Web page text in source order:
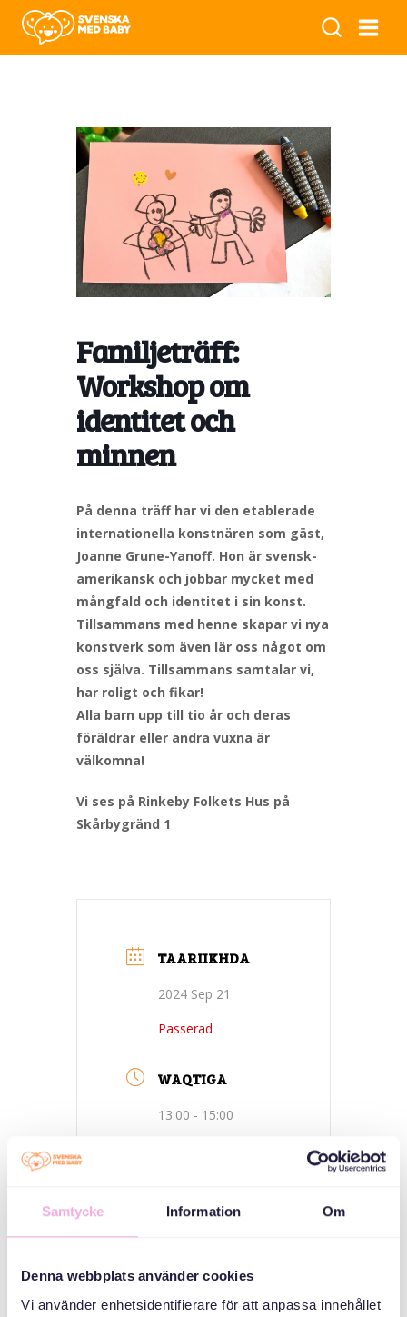
Samtycke Information Om
Denna webbplats använder cookies
Vi använder enhetsidentifierare för att anpassa innehållet
Familjeträff:
Workshop om
identitet och
minnen
På denna träff har vi den etablerade
internationella konstnären som gäst,
Joanne Grune-Yanoff. Hon är svensk-
amerikansk och jobbar mycket med
mångfald och identitet i sin konst.
Tillsammans med henne skapar vi nya
konstverk som även lär oss något om
oss själva. Tillsammans samtalar vi,
har roligt och fikar!
Alla barn upp till tio år och deras
föräldrar eller andra vuxna är
välkomna!
Vi ses på Rinkeby Folkets Hus på
Skårbygränd 1
TAARIIKHDA
2024 Sep 21
Passerad
WAQTIGA
13:00 - 15:00
Rinkeby